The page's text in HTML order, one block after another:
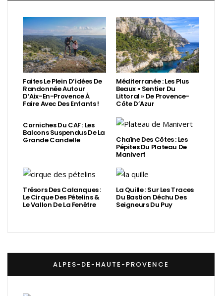
Faites Le Plein D’idées De
Randonnée Autour
D’Aix-En-Provence À
Faire Avec Des Enfants !
Méditerranée : Les Plus
Beaux « Sentier Du
Littoral » De Provence-
Côte D’Azur
Corniches Du CAF : Les
Balcons Suspendus De La
Grande Candelle Chaîne Des Côtes : Les
Pépites Du Plateau De
Manivert
Trésors Des Calanques :
Le Cirque Des Pételins &
Le Vallon De La Fenêtre
La Quille : Sur Les Traces
Du Bastion Déchu Des
Seigneurs Du Puy
ALPES-DE-HAUTE-PROVENCE